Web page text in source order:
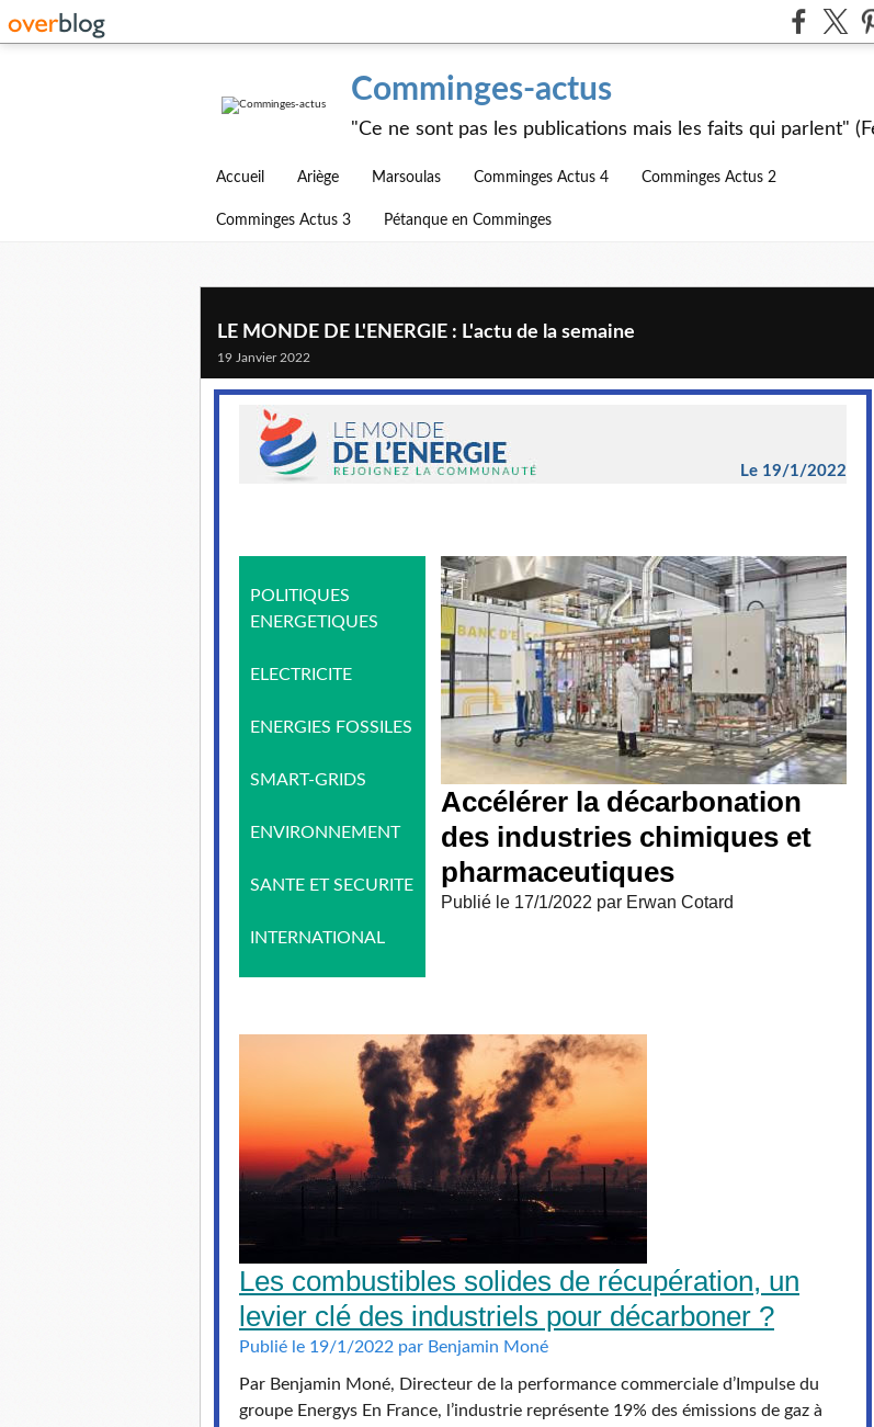
Comminges-actus
"Ce ne sont pas les publications mais les faits qui parlent"
Accueil Ariège Marsoulas Comminges Actus 4 Comminges Actus 2
Comminges Actus 3 Pétanque en Comminges
LE MONDE DE L'ENERGIE : L'actu de la semaine
19 Janvier 2022
Le 19/1/2022
POLITIQUES
ENERGETIQUES
ELECTRICITE
ENERGIES FOSSILES
SMART-GRIDS
ENVIRONNEMENT
SANTE ET SECURITE
INTERNATIONAL
Accélérer la décarbonation
des industries chimiques et
pharmaceutiques
Publié le 17/1/2022 par Erwan Cotard
Les combustibles solides de récupération, un
levier clé des industriels pour décarboner ?
Publié le 19/1/2022 par Benjamin Moné
Par Benjamin Moné, Directeur de la performance commerciale d’Impulse du
groupe Energys En France, l’industrie représente 19% des émissions de gaz à